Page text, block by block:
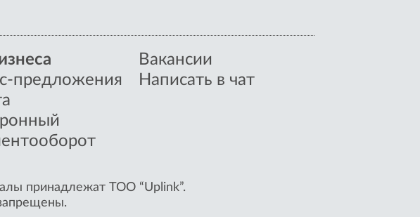
предложения
Вакансии
Написать в чат
принадлежат ТОО “Uplink”.